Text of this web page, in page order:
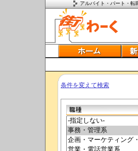
アルバイト・パート・転
条件を変えて検索